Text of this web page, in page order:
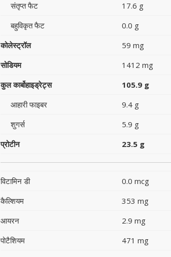
संतृप्त फैट
17.6 g
बहुविकृत फैट
0.0 g
कोलेस्ट्रॉल
59 mg
सोडियम
1412 mg
कुल कार्बोहाइड्रेट्स
105.9 g
आहारी फाइबर
9.4 g
शुगर्स
5.9 g
प्रोटीन
23.5 g
विटामिन डी 0.0 mcg
कैल्शियम
353 mg
आयरन
2.9 mg
पोटैशियम
471 mg